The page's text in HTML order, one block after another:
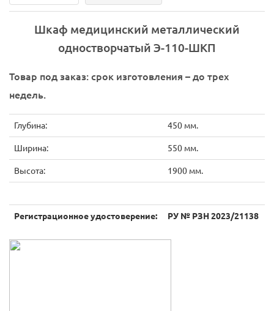
Шкаф медицинский металлический
одностворчатый Э-110-ШКП
Товар под заказ: срок изготовления – до трех
недель.
Глубина: 450 мм.
Ширина: 550 мм.
Высота: 1900 мм.
Регистрационное удостоверение: РУ № РЗН 2023/21138